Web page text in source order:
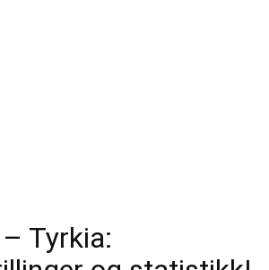
Tyrkia: